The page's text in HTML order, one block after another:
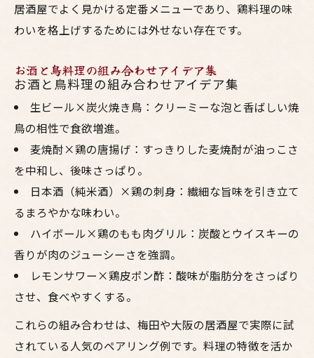
居酒屋でよく見かける定番メニューであり、鶏料理の味
わいを格上げするためには外せない存在です。
お酒と鳥料理の組み合わせアイデア集
お酒と鳥料理の組み合わせアイデア集
生ビール×炭火焼き鳥：クリーミーな泡と香ばしい焼
鳥の相性で食欲増進。
麦焼酎×鶏の唐揚げ：すっきりした麦焼酎が油っこさ
を中和し、後味さっぱり。
日本酒（純米酒）×鶏の刺身：繊細な旨味を引き立て
るまろやかな味わい。
ハイボール×鶏のもも肉グリル：炭酸とウイスキーの
香りが肉のジューシーさを強調。
レモンサワー×鶏皮ポン酢：酸味が脂肪分をさっぱり
させ、食べやすくする。
これらの組み合わせは、梅田や大阪の居酒屋で実際に試
されている人気のペアリング例です。料理の特徴を活か